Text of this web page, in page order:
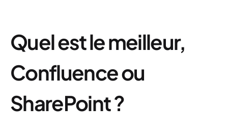
Quel est le meilleur,
Confluence ou
SharePoint ?